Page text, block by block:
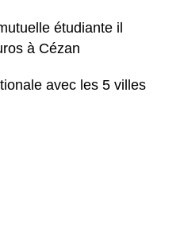
étudiante il
à Cézan
avec les 5 villes